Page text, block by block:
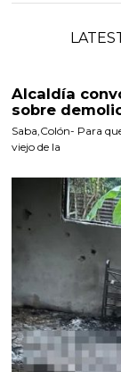
Alcaldía
sobre
Saba,Colón- Para
viejo de la